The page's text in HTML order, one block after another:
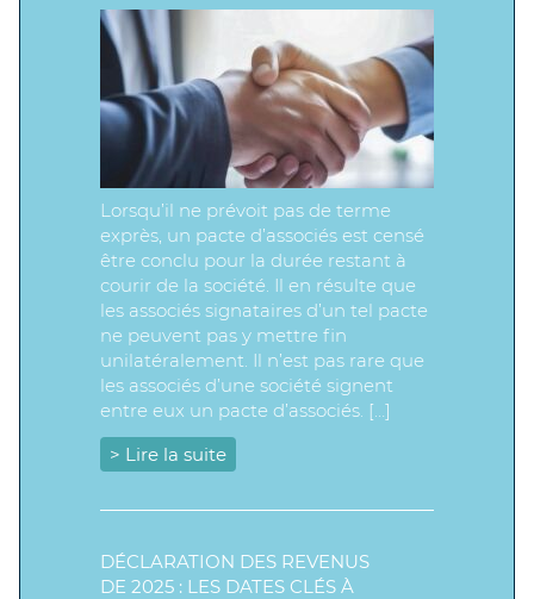
Lorsqu’il ne prévoit pas de terme
exprès, un pacte d’associés est censé
être conclu pour la durée restant à
courir de la société. Il en résulte que
les associés signataires d’un tel pacte
ne peuvent pas y mettre fin
unilatéralement. Il n’est pas rare que
les associés d’une société signent
entre eux un pacte d’associés. […]
> Lire la suite
DÉCLARATION DES REVENUS
DE 2025 : LES DATES CLÉS À